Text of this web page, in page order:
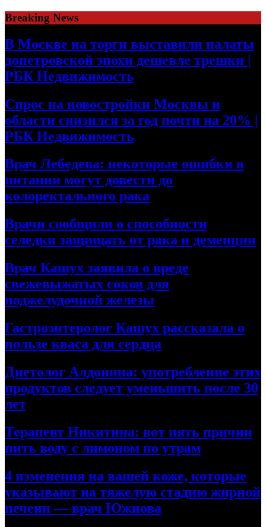
Skip
to
content
Breaking News
В Москве на торги выставили палаты
допетровской эпохи дешевле трешки |
РБК Недвижимость
Спрос на новостройки Москвы и
области снизился за год почти на 20% |
РБК Недвижимость
Врач Лебедева: некоторые ошибки в
питании могут довести до
колоректального рака
Врачи сообщили о способности
селедки защищать от рака и деменции
Врач Кашух заявила о вреде
свежевыжатых соков для
поджелудочной железы
Гастроэнтеролог Кашух рассказала о
пользе кваса для сердца
Диетолог Алдонина: употребление этих
продуктов следует уменьшить после 30
лет
Терапевт Никитина: вот пять причин
пить воду с лимоном по утрам
4 изменения на вашей коже, которые
указывают на тяжелую стадию жирной
печени — врач Южнова